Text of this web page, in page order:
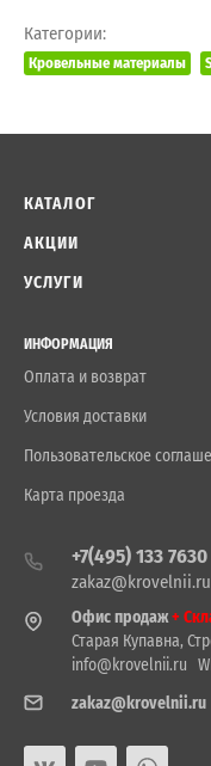
Категории:
Кровельные материалы
КАТАЛОГ
АКЦИИ
УСЛУГИ
ИНФОРМАЦИЯ
Оплата и возврат
Условия доставки
Пользовательское
Карта проезда
+7(495) 133 7630
zakaz@krovelnii.ru
Офис продаж+
Старая Купавна,
info@krovelnii.ru
zakaz@krovelnii.ru